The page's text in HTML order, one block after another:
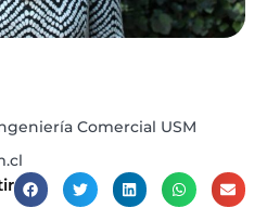
Comercial USM